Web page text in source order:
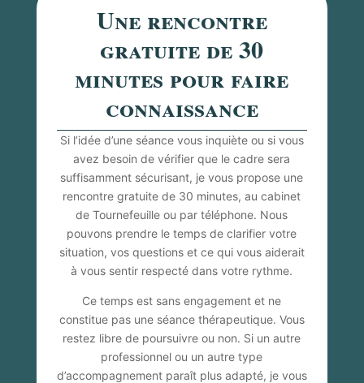
Une rencontre
gratuite de 30
minutes pour faire
connaissance
Si l’idée d’une séance vous inquiète ou si vous
avez besoin de vérifier que le cadre sera
suffisamment sécurisant, je vous propose une
rencontre gratuite de 30 minutes, au cabinet
de Tournefeuille ou par téléphone. Nous
pouvons prendre le temps de clarifier votre
situation, vos questions et ce qui vous aiderait
à vous sentir respecté dans votre rythme.
Ce temps est sans engagement et ne
constitue pas une séance thérapeutique. Vous
restez libre de poursuivre ou non. Si un autre
professionnel ou un autre type
d’accompagnement paraît plus adapté, je vous